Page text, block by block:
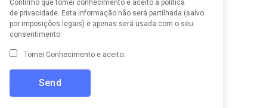
Confirmo que tomei conhecimento e aceito a política
de privacidade . Esta informação não será partilhada (salvo
por imposições legais) e apenas será usada com o seu
consentimento.
Tomei Conhecimento e aceito.